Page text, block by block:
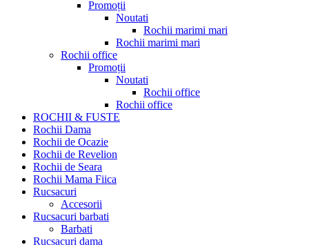
Promoții
Noutati
Rochii marimi mari
Rochii marimi mari
Rochii office
Promoții
Noutati
Rochii office
Rochii office
ROCHII & FUSTE
Rochii Dama
Rochii de Ocazie
Rochii de Revelion
Rochii de Seara
Rochii Mama Fiica
Rucsacuri
Accesorii
Rucsacuri barbati
Barbati
Rucsacuri dama